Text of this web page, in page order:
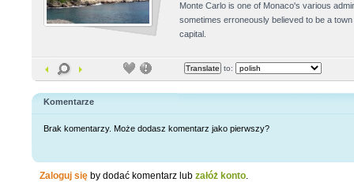
Monte Carlo is one of Monaco's various
sometimes erroneously believed to be a
capital.
to:
Komentarze
Brak komentarzy. Może dodasz komentarz jako pierwszy?
Zaloguj się by dodać komentarz lub załóż konto.